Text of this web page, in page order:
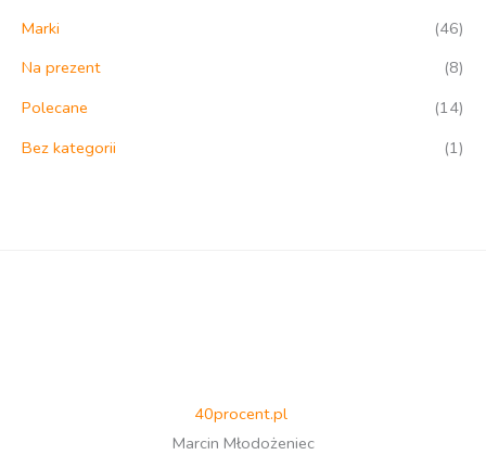
Marki
(46)
Na prezent
(8)
Polecane
(14)
Bez kategorii
(1)
40procent.pl
Marcin Młodożeniec